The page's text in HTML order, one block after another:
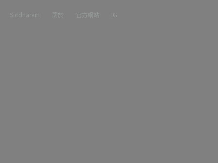
Siddharam 關於 官方網站 IG